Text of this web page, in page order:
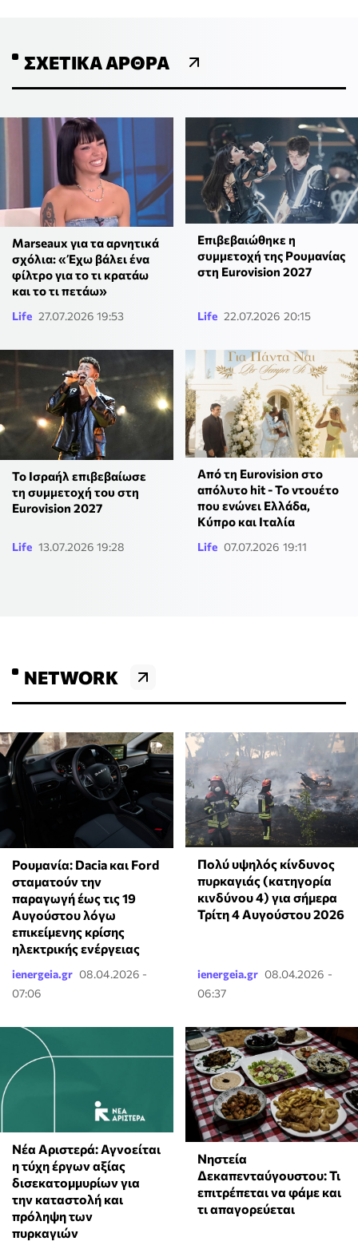
ΣΧΕΤΙΚΆ ΆΡΘΡΑ
Marseaux για τα αρνητικά
σχόλια: «Έχω βάλει ένα
φίλτρο για το τι κρατάω
και το τι πετάω»
Life 27.07.2026 19:53
Επιβεβαιώθηκε η
συμμετοχή της Ρουμανίας
στη Eurovision 2027
Life 22.07.2026 20:15
Το Ισραήλ επιβεβαίωσε
τη συμμετοχή του στη
Eurovision 2027
Life 13.07.2026 19:28
Από τη Eurovision στο
απόλυτο hit - Το ντουέτο
που ενώνει Ελλάδα,
Κύπρο και Ιταλία
Life 07.07.2026 19:11
NETWORK
Ρουμανία: Dacia και⁠ Ford
σταματούν την
παραγωγή έως τις 19
Αυγούστου λόγω
επικείμενης κρίσης
ηλεκτρικής ενέργειας
ienergeia.gr 08.04.2026 -
07:06
Πολύ υψηλός κίνδυνος
πυρκαγιάς (κατηγορία
κινδύνου 4) για σήμερα
Τρίτη 4 Αυγούστου 2026
ienergeia.gr 08.04.2026 -
06:37
Νέα Αριστερά: Αγνοείται
η τύχη έργων αξίας
δισεκατομμυρίων για
την καταστολή και
πρόληψη των
πυρκαγιών
Νηστεία
Δεκαπενταύγουστου: Τι
επιτρέπεται να φάμε και
τι απαγορεύεται